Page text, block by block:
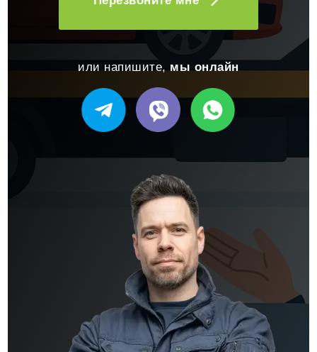
или напишите, мы онлайн